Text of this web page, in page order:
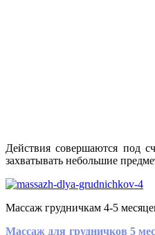
Действия совершаются под
захватывать небольшие
Массаж грудничкам 4-5
Массаж для грудничков 5